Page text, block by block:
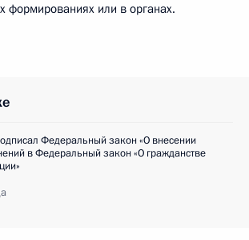
формированиях или в органах.
Федеральный закон «О внесении
в Федеральный закон «О гражданстве